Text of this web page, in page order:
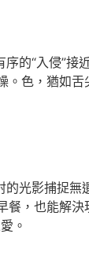
的“入侵”接
。色，猶如
光影捕捉無
餐，也能解
。